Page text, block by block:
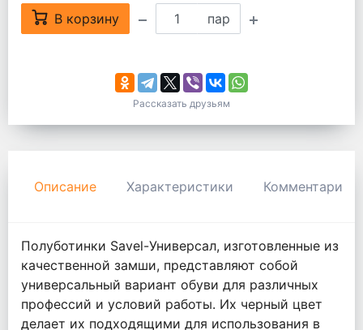
В корзину пар
Рассказать друзьям
Описание Характеристики Комментарии
Полуботинки Savel-Универсал, изготовленные из
качественной замши, представляют собой
универсальный вариант обуви для различных
профессий и условий работы. Их черный цвет
делает их подходящими для использования в